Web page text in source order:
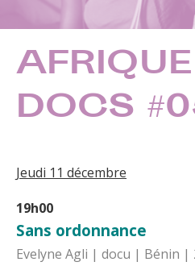
DOCS
Jeudi 11 décembre
19h00
Sans ordonnance
Evelyne Agli | docu | Bénin |